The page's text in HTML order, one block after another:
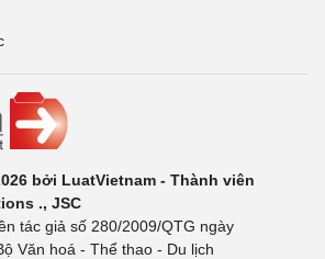
bởi LuatVietnam - Thành viên
., JSC
tác giả số 280/2009/QTG ngày
Văn hoá - Thể thao - Du lịch